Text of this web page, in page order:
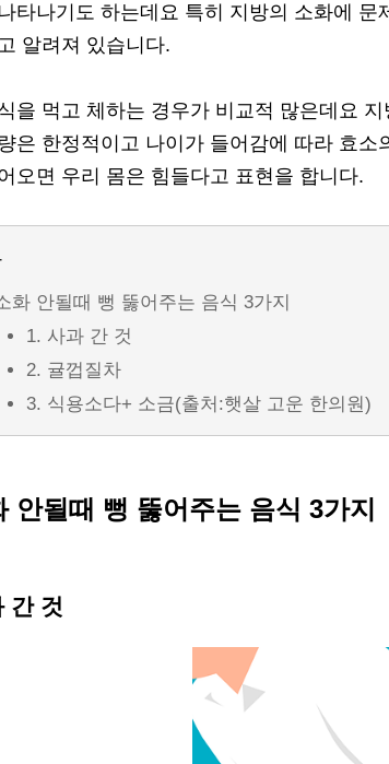
타나기도 하는데요 특히 지방의 소화에
알려져 있습니다.
을 먹고 체하는 경우가 비교적 많은데요
은 한정적이고 나이가 들어감에 따라 효소
오면 우리 몸은 힘들다고 표현을 합니다.
화 안될때 뻥 뚫어주는 음식 3가지
1. 사과 간 것
2. 귤껍질차
3. 식용소다+ 소금(출처:햇살 고운 한의원)
안될때 뻥 뚫어주는 음식 3가지
간 것